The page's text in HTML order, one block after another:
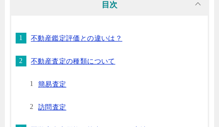
目次
不動産鑑定評価との違いは？
不動産査定の種類について
簡易査定
訪問査定